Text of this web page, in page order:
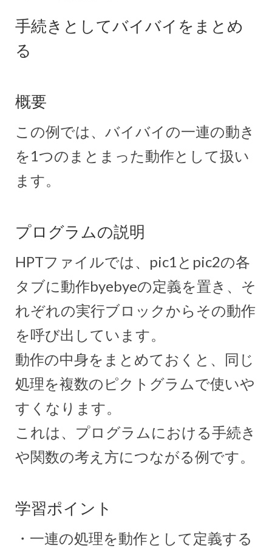
手続きとしてバイバイをまとめ
る
概要
この例では、バイバイの一連の動き
を1つのまとまった動作として扱い
ます。
プログラムの説明
HPTファイルでは、pic1とpic2の各
タブに動作byebyeの定義を置き、そ
れぞれの実行ブロックからその動作
を呼び出しています。
動作の中身をまとめておくと、同じ
処理を複数のピクトグラムで使いや
すくなります。
これは、プログラムにおける手続き
や関数の考え方につながる例です。
学習ポイント
・一連の処理を動作として定義する